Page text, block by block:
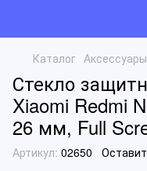
Каталог
Стекло
Xiaomi Redmi
26 мм, Full
Артикул: 02650